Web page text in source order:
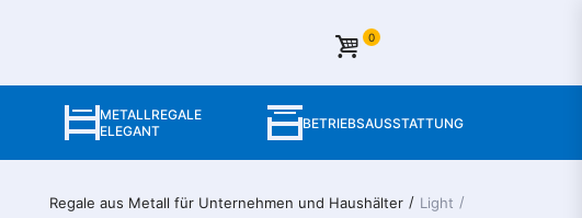
0
METALLREGALE
ELEGANT
BETRIEBSAUSSTATTUNG
Regale aus Metall für Unternehmen und Haushälter​ / Light /